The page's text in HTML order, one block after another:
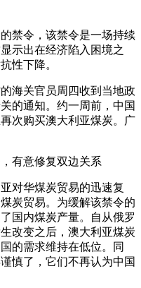
禁令，该禁令是一场持续
示出在经济陷入困境之
性下降。
海关官员周四收到当地政
的通知。约一周前，中国
次购买澳大利亚煤炭。广
对华煤炭贸易的迅速复
炭贸易。为缓解该禁令的
国内煤炭产量。自从俄罗
改变之后，澳大利亚煤炭
的需求维持在低位。同
慎了，它们不再认为中国